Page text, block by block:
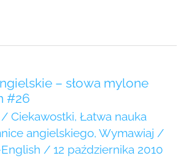
– słowa mylone
#26
/ Ciekawostki, Łatwa nauka
angielskiego, Wymawiaj /
/ 12 października 2010